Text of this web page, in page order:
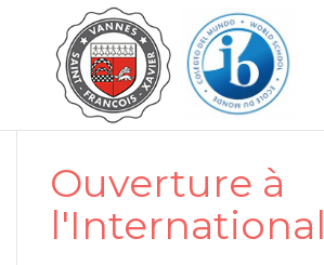
Ouverture à
l'International